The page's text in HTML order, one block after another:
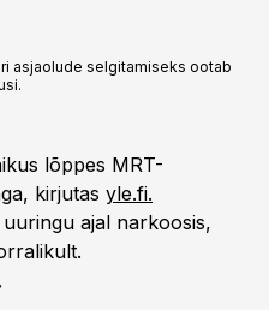
asjaolude selgitamiseks ootab
lõppes MRT-
kirjutas yle.fi.
ajal narkoosis,